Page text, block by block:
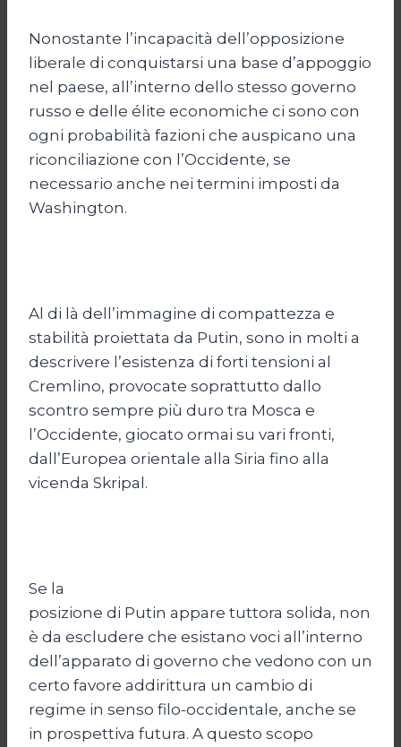
Nonostante l’incapacità dell’opposizione
liberale di conquistarsi una base d’appoggio
nel paese, all’interno dello stesso governo
russo e delle élite economiche ci sono con
ogni probabilità fazioni che auspicano una
riconciliazione con l’Occidente, se
necessario anche nei termini imposti da
Washington.
Al di là dell’immagine di compattezza e
stabilità proiettata da Putin, sono in molti a
descrivere l’esistenza di forti tensioni al
Cremlino, provocate soprattutto dallo
scontro sempre più duro tra Mosca e
l’Occidente, giocato ormai su vari fronti,
dall’Europea orientale alla Siria fino alla
vicenda Skripal.
Se la
posizione di Putin appare tuttora solida, non
è da escludere che esistano voci all’interno
dell’apparato di governo che vedono con un
certo favore addirittura un cambio di
regime in senso filo-occidentale, anche se
in prospettiva futura. A questo scopo